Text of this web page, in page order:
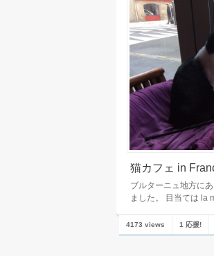
猫カフェ in
ブルターニュ地方に
ました。 目当ては la
4173 views 1 応援!